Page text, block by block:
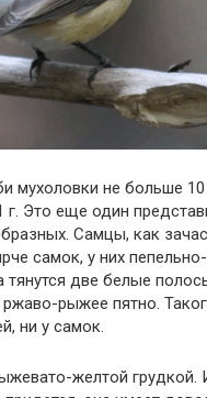
мухоловки не больше
г. Это еще один
Самцы, как
самок, у них
тянутся две белые
рыжее пятно.
ни у самок.
желтой грудкой.